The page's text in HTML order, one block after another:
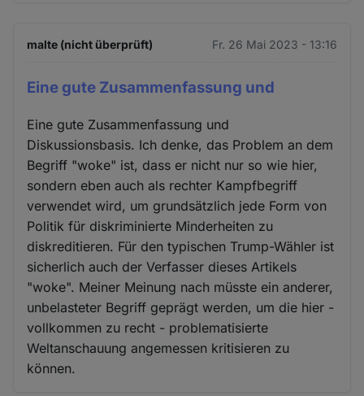
malte (nicht überprüft) Fr. 26 Mai 2023 - 13:16
Eine gute Zusammenfassung und
Eine gute Zusammenfassung und
Diskussionsbasis. Ich denke, das Problem an dem
Begriff "woke" ist, dass er nicht nur so wie hier,
sondern eben auch als rechter Kampfbegriff
verwendet wird, um grundsätzlich jede Form von
Politik für diskriminierte Minderheiten zu
diskreditieren. Für den typischen Trump-Wähler ist
sicherlich auch der Verfasser dieses Artikels
"woke". Meiner Meinung nach müsste ein anderer,
unbelasteter Begriff geprägt werden, um die hier -
vollkommen zu recht - problematisierte
Weltanschauung angemessen kritisieren zu
können.